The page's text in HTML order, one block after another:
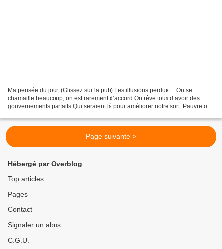
Ma pensée du jour. (Glissez sur la pub) Les illusions perdue… On se
chamaille beaucoup, on est rarement d’accord On rêve tous d’avoir des
gouvernements parfaits Qui seraient là pour améliorer notre sort. Pauvre on
Page suivante >
Hébergé par Overblog
Top articles
Pages
Contact
Signaler un abus
C.G.U.